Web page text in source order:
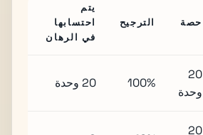
حصة الترجيح
يتم
احتسابها
في الرهان
20
وحدة
100% 20 وحدة
20